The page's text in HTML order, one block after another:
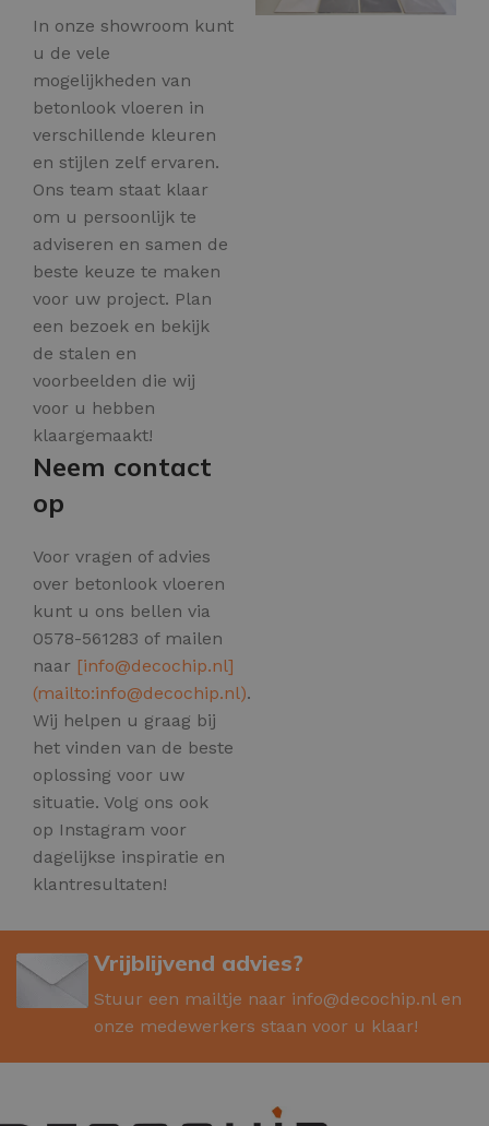
In onze showroom kunt
u de vele
mogelijkheden van
betonlook vloeren in
verschillende kleuren
en stijlen zelf ervaren.
Ons team staat klaar
om u persoonlijk te
adviseren en samen de
beste keuze te maken
voor uw project. Plan
een bezoek en bekijk
de stalen en
voorbeelden die wij
voor u hebben
klaargemaakt!
Neem contact
op
Voor vragen of advies
over betonlook vloeren
kunt u ons bellen via
0578-561283 of mailen
naar [info@decochip.nl]
(mailto:info@decochip.nl).
Wij helpen u graag bij
het vinden van de beste
oplossing voor uw
situatie. Volg ons ook
op Instagram voor
dagelijkse inspiratie en
klantresultaten!
Vrijblijvend advies?
Stuur een mailtje naar info@decochip.nl en
onze medewerkers staan voor u klaar!